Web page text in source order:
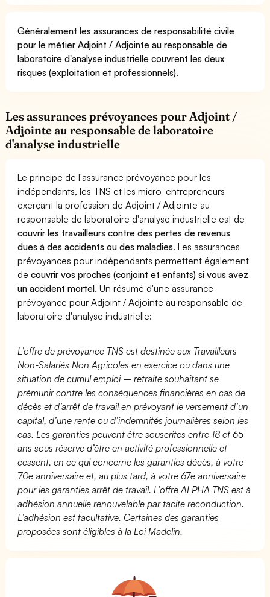
Généralement les assurances de responsabilité civile
pour le métier Adjoint / Adjointe au responsable de
laboratoire d'analyse industrielle couvrent les deux
risques (exploitation et professionnels).
Les assurances prévoyances pour Adjoint /
Adjointe au responsable de laboratoire
d'analyse industrielle
Le principe de l'assurance prévoyance pour les
indépendants, les TNS et les micro-entrepreneurs
exerçant la profession de Adjoint / Adjointe au
responsable de laboratoire d'analyse industrielle est de
couvrir les travailleurs contre des pertes de revenus
dues à des accidents ou des maladies. Les assurances
prévoyances pour indépendants permettent également
decouvrir vos proches (conjoint et enfants) si vous avez
un accident mortel. Un résumé d'une assurance
prévoyance pour Adjoint / Adjointe au responsable de
laboratoire d'analyse industrielle:
L’offre de prévoyance TNS est destinée aux Travailleurs
Non-Salariés Non Agricoles en exercice ou dans une
situation de cumul emploi – retraite souhaitant se
prémunir contre les conséquences financières en cas de
décès et d’arrêt de travail en prévoyant le versement d’un
capital, d’une rente ou d’indemnités journalières selon les
cas. Les garanties peuvent être souscrites entre 18 et 65
ans sous réserve d’être en activité professionnelle et
cessent, en ce qui concerne les garanties décès, à votre
70e anniversaire et, au plus tard, à votre 67e anniversaire
pour les garanties arrêt de travail. L’offre ALPHA TNS est à
adhésion annuelle renouvelable par tacite reconduction.
L’adhésion est facultative. Certaines des garanties
proposées sont éligibles à la Loi Madelin.